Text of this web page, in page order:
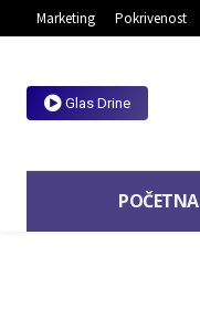
Marketing Pokrivenost
Glas Drine
POČETNA